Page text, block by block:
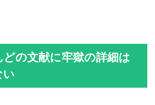
の文献に牢獄の詳細は
い